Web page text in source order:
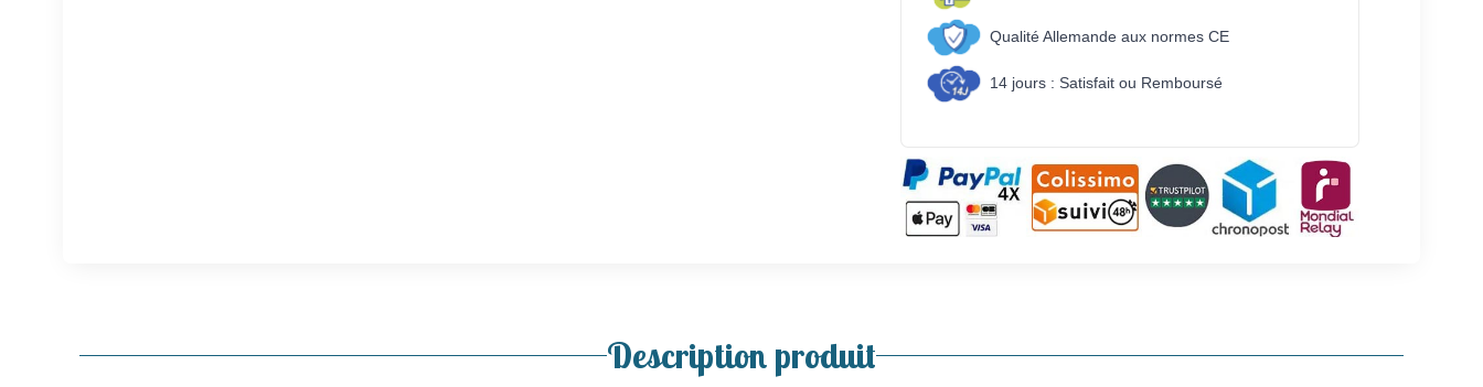
Qualité Allemande aux normes CE
14 jours : Satisfait ou Remboursé
Description produit